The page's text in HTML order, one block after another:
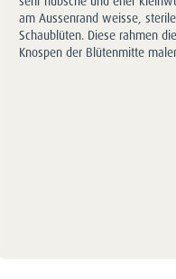
am Aussenrand weisse,
Schaublüten. Diese rahmen
Knospen der Blütenmitte